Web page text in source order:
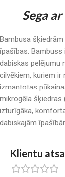
Sega
Bambusa
īpašības.
dabiskas pelējumu
cilvēkiem, kuriem ir
izmantotas
mikrogēla šķiedras
izturīgāka,
dabiskajām
Klientu